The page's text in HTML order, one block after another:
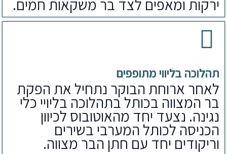
ירקות ומאפים לצד בר משקאות חמים.
תהלוכה בליווי מתופפים
לאחר ארוחת הבוקר נתחיל את הפקת
בר המצווה בכותל בתהלוכה בליויי כלי
נגינה. נצעד יחד מהאוטובוס לכיוון
הכניסה לכותל המערבי בשירים
וריקודים יחד עם חתן הבר מצווה.